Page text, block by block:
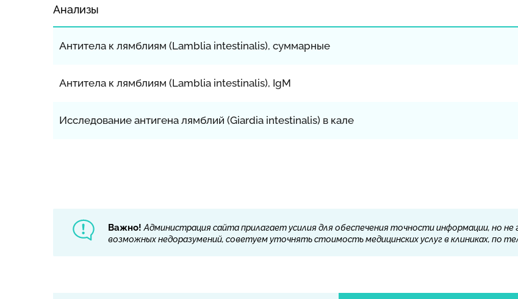
Анализы
Антитела к лямблиям (Lamblia intestinalis), суммарные
Антитела к лямблиям (Lamblia intestinalis), IgM
Исследование антигена лямблий (Giardia intestinalis) в кале
Важно! Администрация сайта прилагает усилия для обеспечения точности информации, но
возможных недоразумений, советуем уточнять стоимость медицинских услуг в клиниках, по